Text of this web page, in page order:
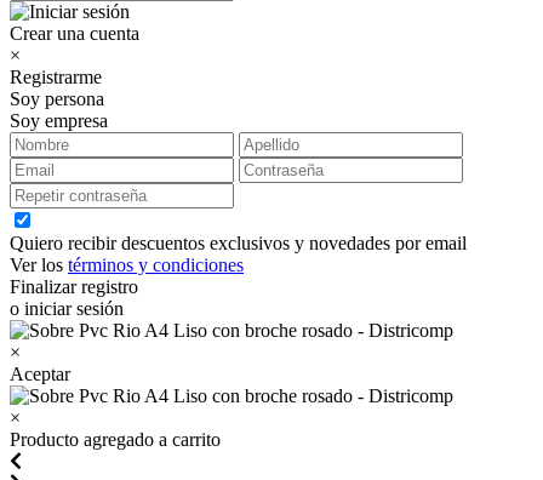
Crear una cuenta
×
Registrarme
Soy persona
Soy empresa
Quiero recibir descuentos exclusivos y novedades por email
Ver los términos y condiciones
Finalizar registro
o iniciar sesión
×
Aceptar
×
Producto agregado a carrito